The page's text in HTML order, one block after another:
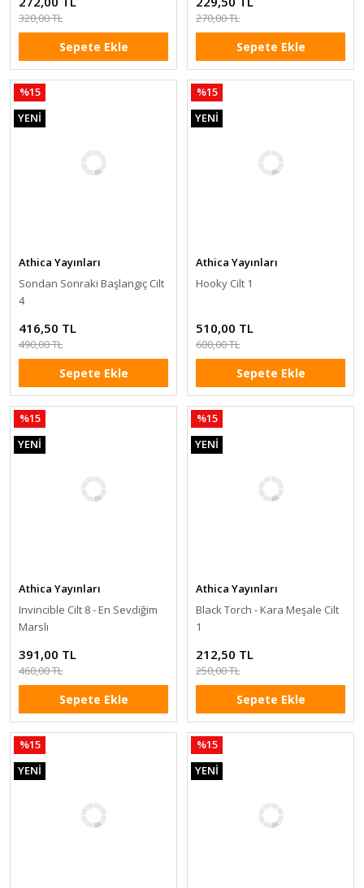
320,00 TL
Sepete Ekle
270,00 TL
Sepete Ekle
%15
YENİ
Athica Yayınları
Sondan Sonraki Başlangıç Cilt
4
416,50 TL
490,00 TL
Sepete Ekle
%15
YENİ
Athica Yayınları
Hooky Cilt 1
510,00 TL
600,00 TL
Sepete Ekle
%15
YENİ
Athica Yayınları
Invincible Cilt 8 - En Sevdiğim
Marslı
391,00 TL
460,00 TL
Sepete Ekle
%15
YENİ
Athica Yayınları
Black Torch - Kara Meşale Cilt
1
212,50 TL
250,00 TL
Sepete Ekle
%15
YENİ
%15
YENİ